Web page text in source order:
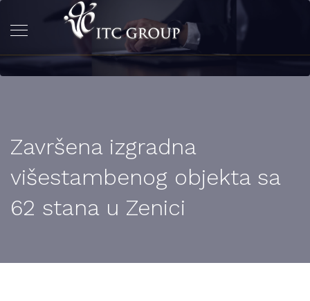
Završena izgradna
višestambenog objekta sa
62 stana u Zenici